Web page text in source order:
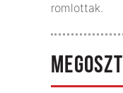
romlottak.